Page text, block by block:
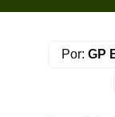
Por: GP